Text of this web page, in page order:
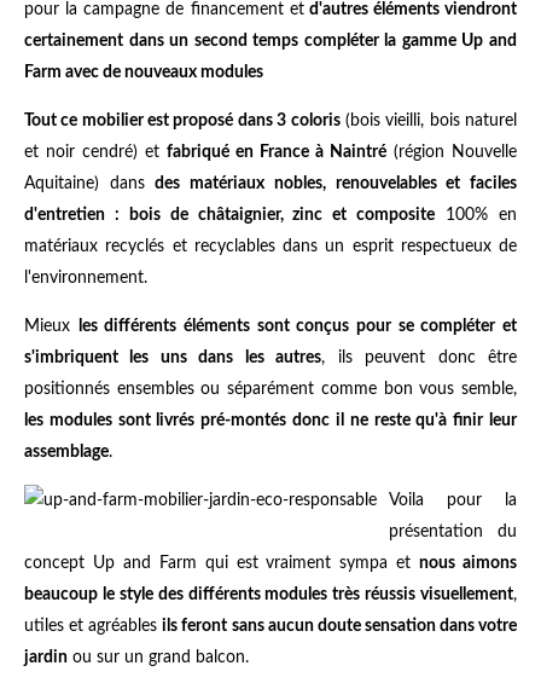
pour la campagne de financement etd'autres éléments viendront
certainement dans un second temps compléter la gamme Up and
Farm avec de nouveaux modules
Tout ce mobilier est proposé dans 3 coloris(bois vieilli, bois naturel
et noir cendré) et fabriqué en France à Naintré (région Nouvelle
Aquitaine) dansdes matériaux nobles, renouvelables et faciles
d'entretien : bois de châtaignier, zinc et composite 100% en
matériaux recyclés et recyclables dans un esprit respectueux de
l'environnement.
Mieux
les différents éléments sont conçus pour se compléter et
s'imbriquent les uns dans les autres, ils peuvent donc être
positionnés ensembles ou séparément comme bon vous semble,
les modules sont livrés pré-montés donc il ne reste qu'à finir leur
assemblage.
Voila pour la
présentation du
concept Up and Farm qui est vraiment sympa etnous aimons
beaucoup le style des différents modules très réussis visuellement,
utiles et agréablesils feront sans aucun doute sensation dans votre
jardin ou sur un grand balcon.